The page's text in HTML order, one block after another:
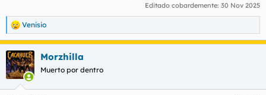
Editado cobardemente: 30 Nov 2025
R
e
a
c
c
i
Venisio
Morzhilla
Muerto por dentro